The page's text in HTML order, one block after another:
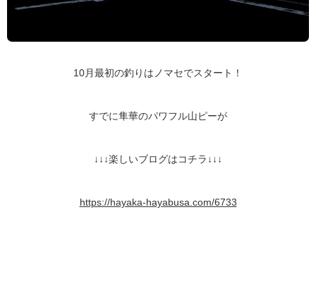
10月最初の釣りはノマセでスタート！
すでに隼華のパワフル山ピーが
↓ ↓ ↓楽しいブログはコチラ ↓↓↓
https://hayaka-hayabusa.com/6733